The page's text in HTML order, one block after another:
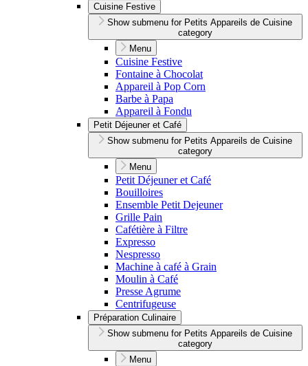
Cuisine Festive
Show submenu for Petits Appareils de Cuisine
category
Menu
Cuisine Festive
Fontaine à Chocolat
Appareil à Pop Corn
Barbe à Papa
Appareil à Fondu
Petit Déjeuner et Café
Show submenu for Petits Appareils de Cuisine
category
Menu
Petit Déjeuner et Café
Bouilloires
Ensemble Petit Dejeuner
Grille Pain
Cafétière à Filtre
Expresso
Nespresso
Machine à café à Grain
Moulin à Café
Presse Agrume
Centrifugeuse
Préparation Culinaire
Show submenu for Petits Appareils de Cuisine
category
Menu